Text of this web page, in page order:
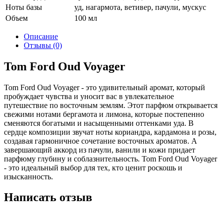
Ноты базы
уд, нагармота, ветивер, пачули, мускус
Объем
100 мл
Описание
Отзывы (0)
Tom Ford Oud Voyager
Tom Ford Oud Voyager - это удивительный аромат, который
пробуждает чувства и уносит вас в увлекательное
путешествие по восточным землям. Этот парфюм открывается
свежими нотами бергамота и лимона, которые постепенно
сменяются богатыми и насыщенными оттенками уда. В
сердце композиции звучат ноты кориандра, кардамона и розы,
создавая гармоничное сочетание восточных ароматов. А
завершающий аккорд из пачули, ванили и кожи придает
парфюму глубину и соблазнительность. Tom Ford Oud Voyager
- это идеальный выбор для тех, кто ценит роскошь и
изысканность.
Написать отзыв